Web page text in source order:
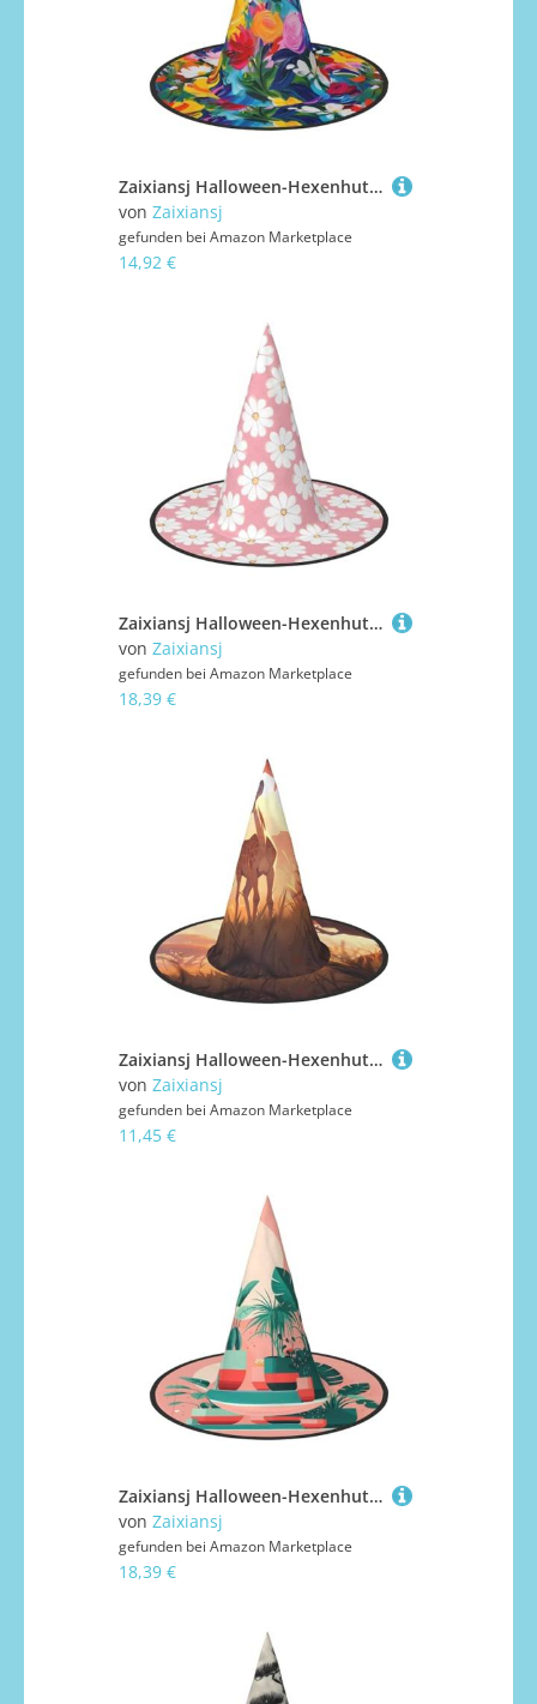
Zaixiansj Halloween-Hexenhut, Impasto-Blumendruck-Kostüm, Kopfbedeckung, Erwachsene, gruseliger Hut, Festival-Kopfbedeckung
von Zaixiansj
gefunden bei Amazon Marketplace
14,92 €
Zaixiansj Halloween-Hexenhut, rosa-weißes Gänseblümchen-Motiv, Kostüm, Kopfbedeckung, Erwachsene, gruseliger Hut, Festival-Kopfbedeckung
von Zaixiansj
gefunden bei Amazon Marketplace
18,39 €
Zaixiansj Halloween-Hexenhut, afrikanische Savanne, Giraffe, Kalb, Kostüm, Kopfbedeckung, Erwachsene, gruseliger Hut, Festival-Kopfbedeckung
von Zaixiansj
gefunden bei Amazon Marketplace
11,45 €
Zaixiansj Halloween-Hexenhut, schöne grüne Pflanzen, Kostüm, Kopfbedeckung, Erwachsene, gruseliger Hut, Festival-Kopfbedeckung
von Zaixiansj
gefunden bei Amazon Marketplace
18,39 €